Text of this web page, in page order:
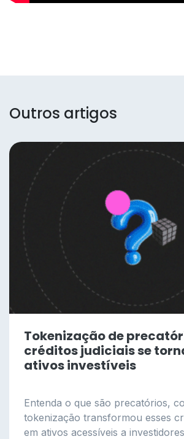
Outros artigos
Tokenização de
créditos judiciais se
ativos investíveis
Entenda o que são precatórios,
tokenização transformou esses
em ativos acessíveis a